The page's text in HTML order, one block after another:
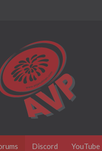
Discord YouTube